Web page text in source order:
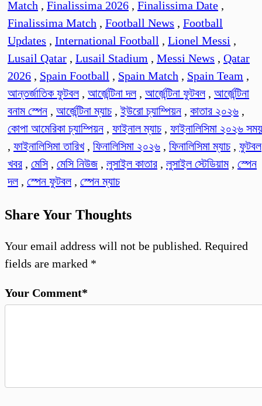
Match , Finalissima 2026 , Finalissima Date ,
Finalissima Match , Football News , Football
Updates , International Football , Lionel Messi ,
Lusail Qatar , Lusail Stadium , Messi News , Qatar
2026 , Spain Football , Spain Match , Spain Team ,
আন্তর্জাতিক ফুটবল, আর্জেন্টিনা দল, আর্জেন্টিনা ফুটবল, আর্জেন্টিনা
বনাম স্পেন , আর্জেন্টিনা ম্যাচ,ইউরো চ্যাম্পিয়ন , কাতার ২০২৬ ,
কোপা আমেরিকা চ্যাম্পিয়ন , ফাইনাল ম্যাচ, ফাইনালিসিমা ২০২৬ সময়
, ফাইনালিসিমা তারিখ, ফিনালিসিমা ২০২৬ , ফিনালিসিমা ম্যাচ, ফুটবল
খবর , মেসি, মেসি নিউজ , লুসাইল কাতার , লুসাইল স্টেডিয়াম, স্পেন
দল, স্পেন ফুটবল, স্পেন ম্যাচ
Share Your Thoughts
Your email address will not be published. Required
fields are marked *
Your Comment*